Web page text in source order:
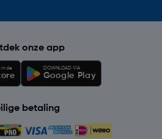
onze app
in de DOWNLOAD VIA
Google Play
betaling